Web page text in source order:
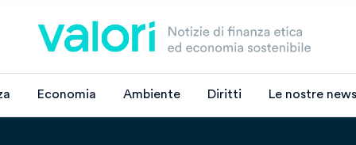
Economia Ambiente Diritti Le nostre